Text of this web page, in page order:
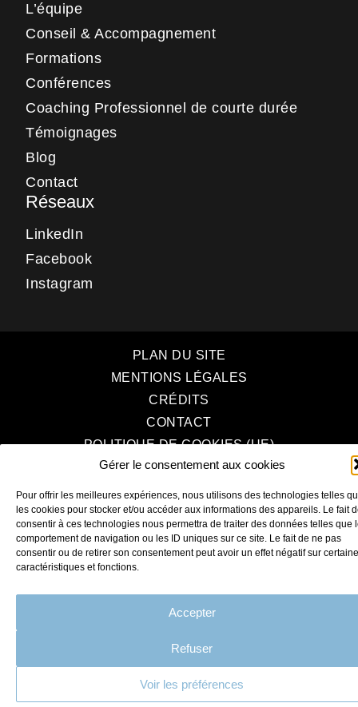
Gérer le consentement aux cookies
Pour offrir les meilleures expériences, nous utilisons des technologies telles
les cookies pour stocker et/ou accéder aux informations des appareils. Le fait
consentir à ces technologies nous permettra de traiter des données telles que
comportement de navigation ou les ID uniques sur ce site. Le fait de ne pas
consentir ou de retirer son consentement peut avoir un effet négatif sur
caractéristiques et fonctions.
Accepter
Refuser
Voir les préférences
L’équipe
Conseil & Accompagnement
Formations
Conférences
Coaching Professionnel de courte durée
Témoignages
Blog
Contact
Réseaux
LinkedIn
Facebook
Instagram
PLAN DU SITE
MENTIONS LÉGALES
CRÉDITS
CONTACT
POLITIQUE DE COOKIES (UE)
Faites nous part
de votre projet